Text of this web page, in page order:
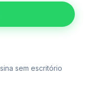
sem escritório